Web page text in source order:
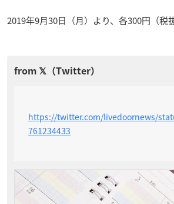
2019年9月30日（月）より、各300円（税
https://twitter.com/livedoornews/
761234433